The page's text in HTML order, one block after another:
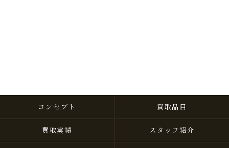
コンセプト 買取品目
買取実績 スタッフ紹介